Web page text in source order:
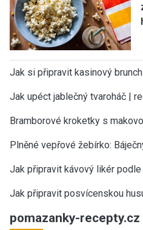
Jak si připravit kasinový
Jak upéct jablečný tvaroháč |
Bramborové kroketky s
Plněné vepřové žebírko:
Jak připravit kávový likér
Jak připravit posvícenskou
pomazanky-recepty.cz